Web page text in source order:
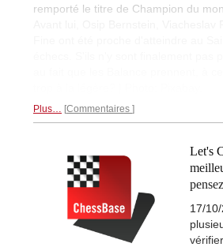
remporté le titre de Champion du
Plus… Commentaires
Let's
pensez
17/